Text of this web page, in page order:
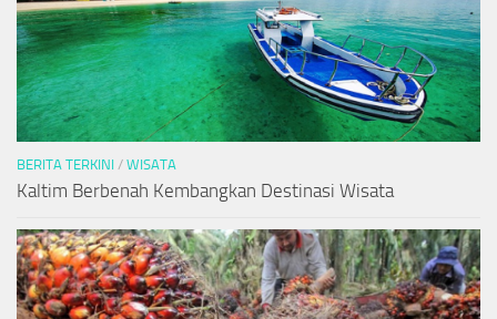
BERITA TERKINI / WISATA
Kaltim Berbenah Kembangkan Destinasi Wisata